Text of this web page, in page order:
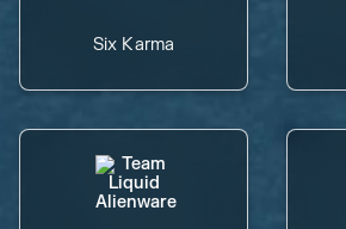
Six Karma